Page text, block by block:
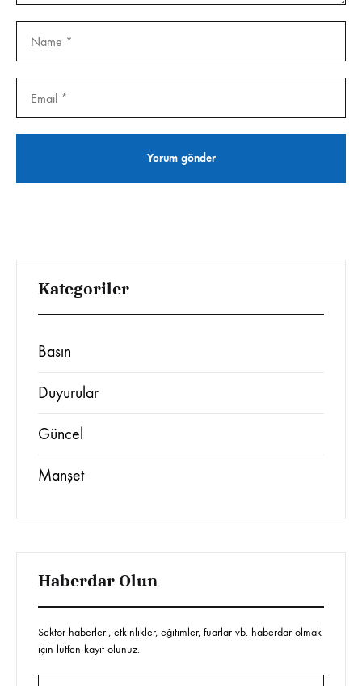
Kategoriler
Basın
Duyurular
Güncel
Manşet
Haberdar Olun
Sektör haberleri, etkinlikler, eğitimler, fuarlar vb. haberdar olmak
için lütfen kayıt olunuz.